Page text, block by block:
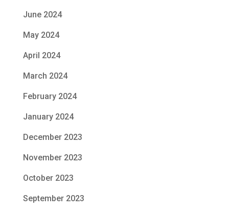
June 2024
May 2024
April 2024
March 2024
February 2024
January 2024
December 2023
November 2023
October 2023
September 2023